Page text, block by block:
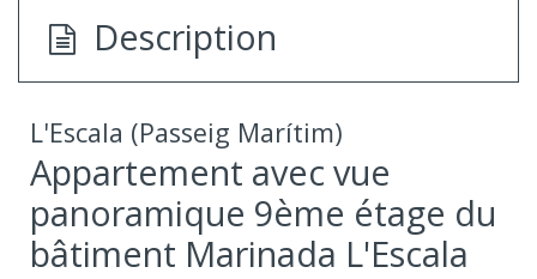
Description
L'Escala (Passeig Marítim)
Appartement avec vue
panoramique 9ème étage du
bâtiment Marinada L'Escala